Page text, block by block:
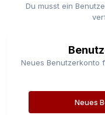
Du musst ein
Neues Benutzerkonto
Neues